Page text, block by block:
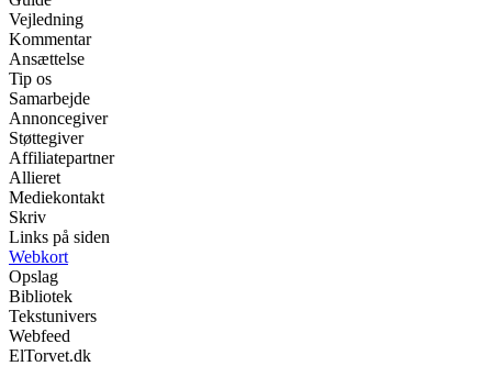
Vejledning
Kommentar
Ansættelse
Tip os
Samarbejde
Annoncegiver
Støttegiver
Affiliatepartner
Allieret
Mediekontakt
Skriv
Links på siden
Webkort
Opslag
Bibliotek
Tekstunivers
Webfeed
ElTorvet.dk